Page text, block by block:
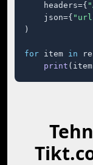
    headers={
    json={
)
for item in
print (item[